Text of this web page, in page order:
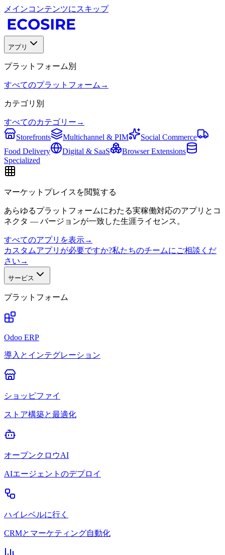
メインコンテンツにスキップ
アプリ
プラットフォーム別
すべてのプラットフォーム →
カテゴリ別
すべてのカテゴリー →
Storefronts
Multichannel & PIM
Social Commerce
Food Delivery
Digital & SaaS
Browser Extensions
Specialized
マーケットプレイスを閲覧する
あらゆるプラットフォームにわたる実稼働対応のアプリとコ
ネクタ — バージョンが一致した生涯ライセンス。
すべてのアプリを表示→
カスタムアプリが必要ですか?私たちのチームにご相談くだ
さい →
サービス
プラットフォーム
Odoo ERP
導入とインテグレーション
ショッピファイ
ストア構築と最適化
オープンクロウAI
AIエージェントのデプロイ
ハイレベルに行く
CRMとマーケティング自動化